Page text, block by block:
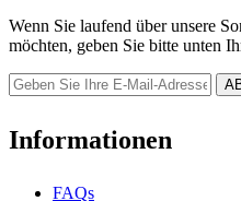
Wenn Sie laufend über unsere
möchten, geben Sie bitte unten
Informationen
FAQs